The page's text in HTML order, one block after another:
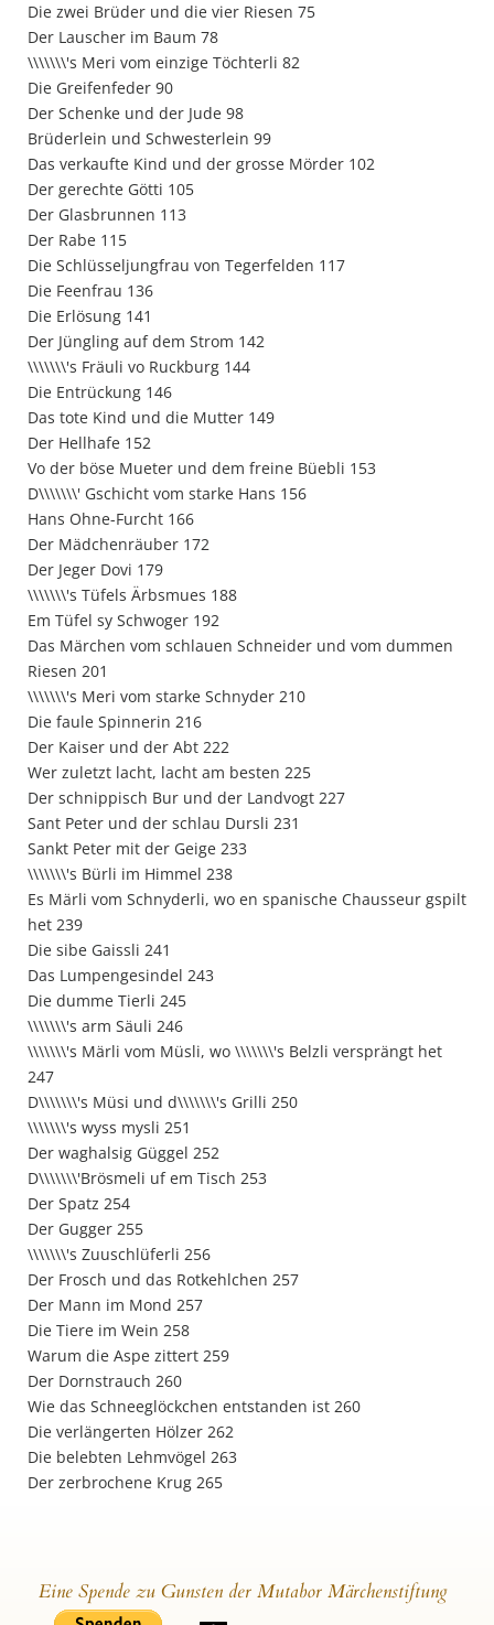
Die zwei Brüder und die vier Riesen 75
Der Lauscher im Baum 78
\\\\\\\'s Meri vom einzige Töchterli 82
Die Greifenfeder 90
Der Schenke und der Jude 98
Brüderlein und Schwesterlein 99
Das verkaufte Kind und der grosse Mörder 102
Der gerechte Götti 105
Der Glasbrunnen 113
Der Rabe 115
Die Schlüsseljungfrau von Tegerfelden 117
Die Feenfrau 136
Die Erlösung 141
Der Jüngling auf dem Strom 142
\\\\\\\'s Fräuli vo Ruckburg 144
Die Entrückung 146
Das tote Kind und die Mutter 149
Der Hellhafe 152
Vo der böse Mueter und dem freine Büebli 153
D\\\\\\\' Gschicht vom starke Hans 156
Hans Ohne-Furcht 166
Der Mädchenräuber 172
Der Jeger Dovi 179
\\\\\\\'s Tüfels Ärbsmues 188
Em Tüfel sy Schwoger 192
Das Märchen vom schlauen Schneider und vom dummen
Riesen 201
\\\\\\\'s Meri vom starke Schnyder 210
Die faule Spinnerin 216
Der Kaiser und der Abt 222
Wer zuletzt lacht, lacht am besten 225
Der schnippisch Bur und der Landvogt 227
Sant Peter und der schlau Dursli 231
Sankt Peter mit der Geige 233
\\\\\\\'s Bürli im Himmel 238
Es Märli vom Schnyderli, wo en spanische Chausseur gspilt
het 239
Die sibe Gaissli 241
Das Lumpengesindel 243
Die dumme Tierli 245
\\\\\\\'s arm Säuli 246
\\\\\\\'s Märli vom Müsli, wo \\\\\\\'s Belzli versprängt het
247
D\\\\\\\'s Müsi und d\\\\\\\'s Grilli 250
\\\\\\\'s wyss mysli 251
Der waghalsig Güggel 252
D\\\\\\\'Brösmeli uf em Tisch 253
Der Spatz 254
Der Gugger 255
\\\\\\\'s Zuuschlüferli 256
Der Frosch und das Rotkehlchen 257
Der Mann im Mond 257
Die Tiere im Wein 258
Warum die Aspe zittert 259
Der Dornstrauch 260
Wie das Schneeglöckchen entstanden ist 260
Die verlängerten Hölzer 262
Die belebten Lehmvögel 263
Der zerbrochene Krug 265
Eine Spende zu Gunsten der Mutabor Märchenstiftung